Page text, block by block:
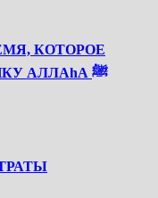
КОТОРОЕ
СТОИТ ПОСВЯТИТЬ ПОСЛАННИКУ АЛЛАhА ﷺ